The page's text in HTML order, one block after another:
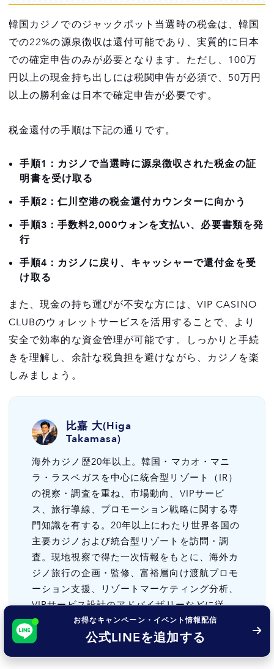
韓国カジノでのジャックポット当選時の税金は、韓国
での22%の源泉徴収は還付可能であり、実質的に日本
での確定申告のみが必要となります。ただし、100万
円以上の現金持ち出しには税関申告が必須で、50万円
以上の勝利金は日本で確定申告が必要です。
税金還付の手順は下記の通りです。
手順1：カジノで当選時に源泉徴収された税金の証
明書を受け取る
手順2：仁川空港の税金還付カウンターに向かう
手順3：手数料2,000ウォンを支払い、必要書類を発
行
手順4：カジノに戻り、キャッシャーで還付金を受
け取る
また、現金の持ち運びが不安な方には、VIP CASINO
CLUBのウォレットサービスを活用することで、より
安全で効率的な資金管理が可能です。しっかりと手続
きを理解し、余計な税負担を避けながら、カジノを楽
しみましょう。
比嘉 大(Higa
Takamasa)
海外カジノ歴20年以上。韓国・マカオ・マニ
ラ・ラスベガスを中心に統合型リゾート（IR）
の視察・調査を重ね、市場動向、VIPサービ
ス、旅行導線、プロモーション戦略に関する専
門知識を有する。20年以上にわたり世界各国の
主要カジノおよび統合型リゾートを訪問・調
査。現地視察で得た一次情報をもとに、海外カ
ジノ旅行の企画・監修、富裕層向け渡航プロモ
ーション支援、リゾートマーケティング分析、
VIPサービス設計のアドバイザリーなどに従
事。
お得なキャンペーン・イベント情報配信
公式LINEを追加する